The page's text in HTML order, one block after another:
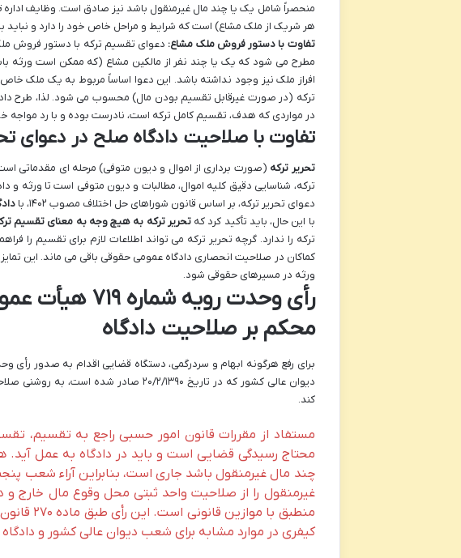
منحصراً شامل یک یا چند مال غیرمنقول باشد نیز صادق است. وظایف اداره
هر شریک از ملک مشاع) است که شرایط و مراحل خاص خود را دارد و نباید
تفاوت با دستور فروش ملک مشاع: دعوای تقسیم ترکه با دستور فروش
مطرح می شود که یک یا چند نفر از مالکین مشاع (که ممکن است ورثه
افراز ملک نیز وجود نداشته باشد. این دعوا اساساً مربوط به یک ملک
ترکه (در صورت غیرقابل تقسیم بودن مال) محسوب می شود. لذا، طرح
در مواردی که هدف، تقسیم کامل ترکه است، نادرست بوده و با رد مواجه
تفاوت با صلاحیت دادگاه صلح در دعوای
تحریر ترکه (صورت برداری از اموال و دیون متوفی) مرحله ای مقدماتی
ترکه، شناسایی دقیق کلیه اموال، مطالبات و دیون متوفی است تا ورثه
دعوای تحریر ترکه، بر اساس قانون شوراهای حل اختلاف مصوب ۱۴۰۲، با
با این حال، باید تأکید کرد کهتحریر ترکه به هیچ وجه به معنای تقسیم
ترکه را ندارد. گرچه تحریر ترکه می تواند اطلاعات لازم برای تقسیم را
کماکان در صلاحیت انحصاری دادگاه عمومی حقوقی باقی می ماند. این
ورثه در مسیرهای حقوقی شود.
رأی وحدت رویه
محکم بر صلاحیت دادگاه
دیوان عالی کشور که در تاریخ ۲۰/۲/۱۳۹۰
کند.
مستفاد از مقررات قانون امور حسبی راجع به تقسیم،
محتاج رسیدگی قضایی است و باید در دادگاه به عمل
چند مال غیرمنقول باشد جاری است، بنابراین آراء شعب
غیرمنقول را از صلاحیت واحد ثبتی محل وقوع مال خارج و
منطبق با
کیفری در موارد مشابه برای شعب دیوان عالی کشور و